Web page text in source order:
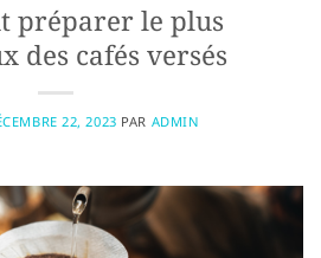
préparer le plus
des cafés versés
22, 2023 PAR ADMIN